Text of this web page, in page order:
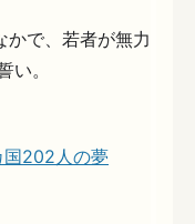
かで、若者が無力
い。
国202人の夢